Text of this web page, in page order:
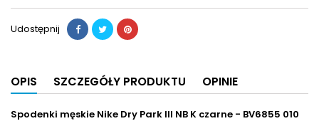
Udostępnij
OPIS SZCZEGÓŁY PRODUKTU OPINIE
Spodenki męskie Nike Dry Park III NB K czarne - BV6855 010